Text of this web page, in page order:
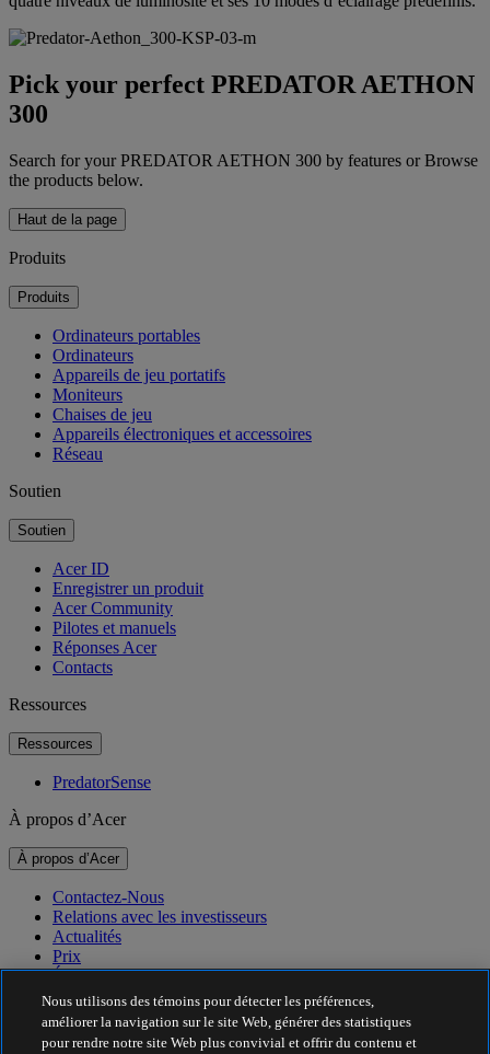
Pick your perfect PREDATOR AETHON
300
Search for your PREDATOR AETHON 300 by features or Browse
the products below.
Haut de la page
Produits
Produits
Ordinateurs portables
Ordinateurs
Appareils de jeu portatifs
Moniteurs
Chaises de jeu
Appareils électroniques et accessoires
Réseau
Soutien
Soutien
Acer ID
Enregistrer un produit
Acer Community
Pilotes et manuels
Réponses Acer
Contacts
Ressources
Ressources
PredatorSense
À propos d’Acer
À propos d’Acer
Contactez-Nous
Relations avec les investisseurs
Actualités
Prix
Événements
Durabilité
Nous utilisons des témoins pour détecter les préférences,
améliorer la navigation sur le site Web, générer des statistiques
pour rendre notre site Web plus convivial et offrir du contenu et